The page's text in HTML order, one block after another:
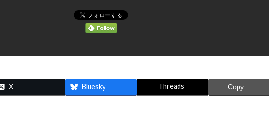
X Bluesky Threads Copy